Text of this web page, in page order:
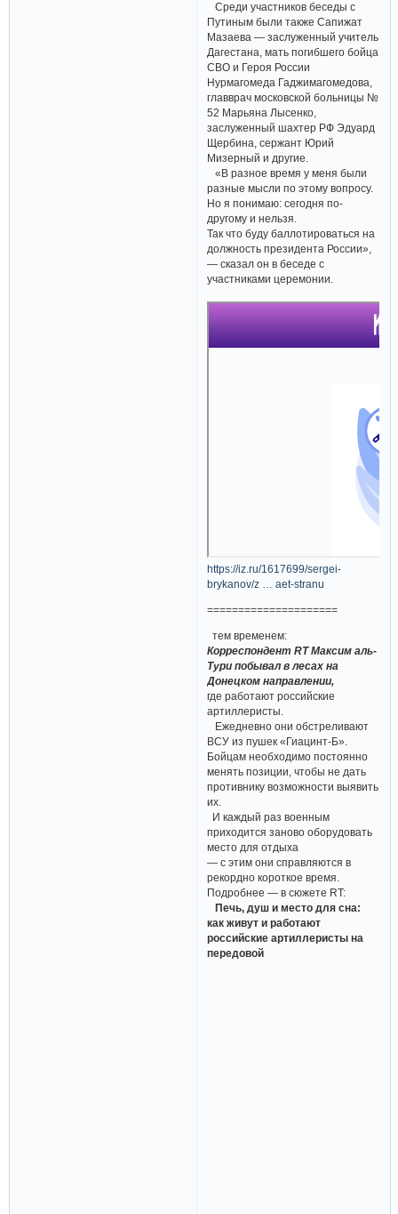
Среди участников беседы с
Путиным были также Сапижат
Мазаева — заслуженный учитель
Дагестана, мать погибшего бойца
СВО и Героя России
Нурмагомеда Гаджимагомедова,
главврач московской больницы №
52 Марьяна Лысенко,
заслуженный шахтер РФ Эдуард
Щербина, сержант Юрий
Мизерный и другие.
«В разное время у меня были
разные мысли по этому вопросу.
Но я понимаю: сегодня по-
другому и нельзя.
Так что буду баллотироваться на
должность президента России»,
— сказал он в беседе с
участниками церемонии.
https://iz.ru/1617699/sergei-
brykanov/z … aet-stranu
=====================
тем временем:
Корреспондент RT Максим аль-
Тури побывал в лесах на
Донецком направлении,
где работают российские
артиллеристы.
Ежедневно они обстреливают
ВСУ из пушек «Гиацинт-Б».
Бойцам необходимо постоянно
менять позиции, чтобы не дать
противнику возможности выявить
их.
И каждый раз военным
приходится заново оборудовать
место для отдыха
— с этим они справляются в
рекордно короткое время.
Подробнее — в сюжете RT:
Печь, душ и место для сна:
как живут и работают
российские артиллеристы на
передовой